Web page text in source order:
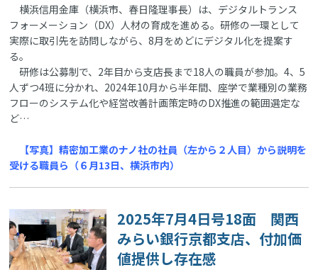
横浜信用金庫（横浜市、春日隆理事長）は、デジタルトランス
フォーメーション（DX）人材の育成を進める。研修の一環として
実際に取引先を訪問しながら、8月をめどにデジタル化を提案す
る。
研修は公募制で、2年目から支店長まで18人の職員が参加。4、5
人ずつ4班に分かれ、2024年10月から半年間、座学で業種別の業務
フローのシステム化や経営改善計画策定時のDX推進の範囲選定な
ど…
【写真】精密加工業のナノ社の社員（左から２人目）から説明を
受ける職員ら（６月13日、横浜市内）
2025年7月4日号18面 関西
みらい銀行京都支店、付加価
値提供し存在感